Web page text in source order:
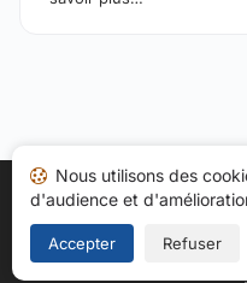
Accueil Mes avis
Politique de
Copyright © 2026
Nous utilisons des
d'audience et
Accepter Refuser